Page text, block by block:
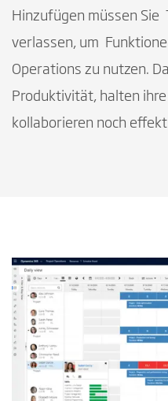
Hinzufügen müssen Sie
verlassen, um
Operations zu nutzen.
Produktivität, halten
kollaborieren noch